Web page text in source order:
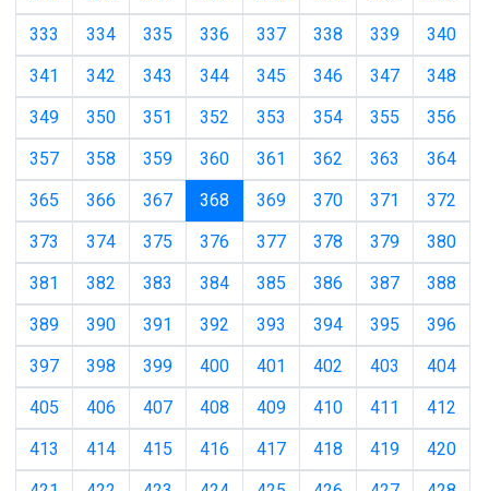
333
334 335 336 337 338 339
340
341
342 343 344 345 346 347
348
349
350 351 352 353 354 355
356
357
358 359 360 361 362 363
364
365
366 367 368 (current)
369 370 371
372
373
374 375 376 377 378 379
380
381
382 383 384 385 386 387
388
389
390 391 392 393 394 395
396
397
398 399 400 401 402 403
404
405
406 407 408 409 410 411
412
413
414 415 416 417 418 419
420